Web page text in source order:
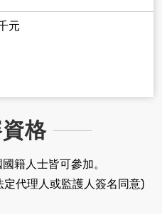
元
格
籍人士皆可參加。
代理人或監護人簽名同意)